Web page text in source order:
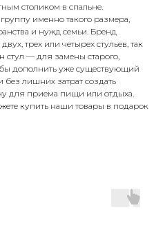
столиком в спальне.
именно такого размера,
и нужд семьи. Бренд
трех или четырех стульев, так
стул — для замены старого,
дополнить уже существующий
без лишних затрат создать
для приема пищи или отдыха.
купить наши товары в подарок